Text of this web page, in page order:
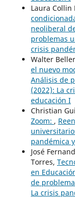
Laura
neoliberal
problemas
crisis
Walter
el nuevo
Análisis de
(2022): La
educación I
Christian
Zoom: ,
pandémica
José
Torres,
en
de
La crisis